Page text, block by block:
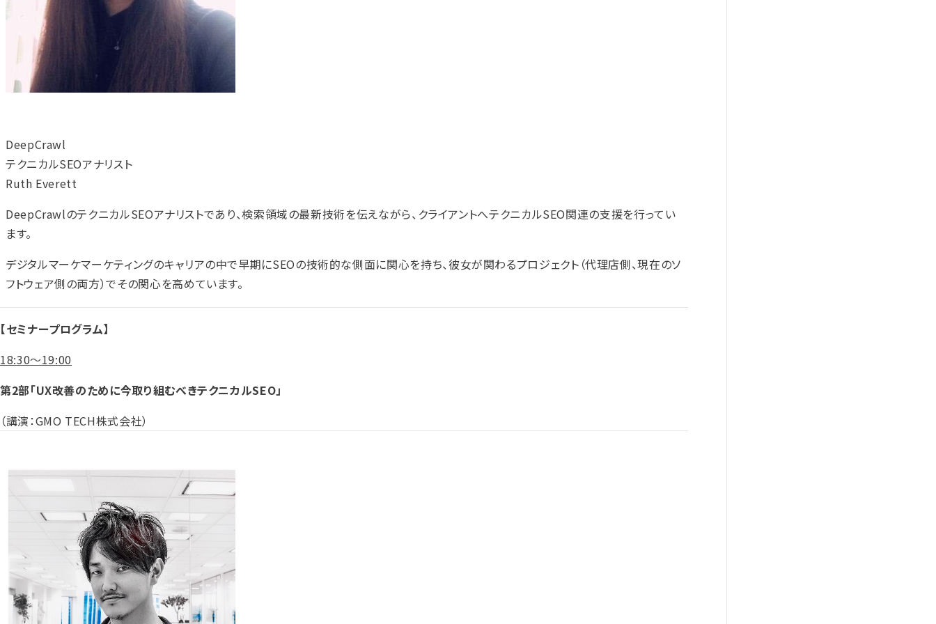
DeepCrawl
テクニカルSEOアナリスト
Ruth Everett
DeepCrawlのテクニカルSEOアナリストであり、検索領域の最新技術を伝えながら、クライアントへテクニカルSEO関連の支援を行ってい
ます。
デジタルマーケマーケティングのキャリアの中で早期にSEOの技術的な側面に関心を持ち、彼女が関わるプロジェクト（代理店側、現在のソ
フトウェア側の両方）でその関心を高めています。
【セミナープログラム】
18:30〜19:00
第2部「UX改善のために今取り組むべきテクニカルSEO」
（講演：GMO TECH株式会社）